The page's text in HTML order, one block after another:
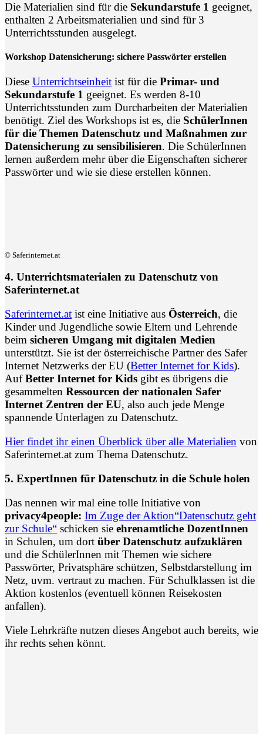
Die Materialien sind für die Sekundarstufe 1 geeignet,
enthalten 2 Arbeitsmaterialien und sind für 3
Unterrichtsstunden ausgelegt.
Workshop Datensicherung: sichere Passwörter erstellen
Diese Unterrichtseinheit ist für die Primar- und
Sekundarstufe 1 geeignet. Es werden 8-10
Unterrichtsstunden zum Durcharbeiten der Materialien
benötigt. Ziel des Workshops ist es, die SchülerInnen
für die Themen Datenschutz und Maßnahmen zur
Datensicherung zu sensibilisieren. Die SchülerInnen
lernen außerdem mehr über die Eigenschaften sicherer
Passwörter und wie sie diese erstellen können.
© Saferinternet.at
4. Unterrichtsmaterialen zu Datenschutz von
Saferinternet.at
Saferinternet.at ist eine Initiative aus Österreich, die
Kinder und Jugendliche sowie Eltern und Lehrende
beim sicheren Umgang mit digitalen Medien
unterstützt. Sie ist der österreichische Partner des Safer
Internet Netzwerks der EU (Better Internet for Kids).
AufBetter Internet for Kids gibt es übrigens die
gesammelten Ressourcen der nationalen Safer
Internet Zentren der EU, also auch jede Menge
spannende Unterlagen zu Datenschutz.
Hier findet ihr einen Überblick über alle Materialien von
Saferinternet.at zum Thema Datenschutz.
5. ExpertInnen für Datenschutz in die Schule holen
Das nennen wir mal eine tolle Initiative von
privacy4people: Im Zuge der Aktion“Datenschutz geht
zur Schule“ schicken sie ehrenamtliche DozentInnen
in Schulen, um dort über Datenschutz aufzuklären
und die SchülerInnen mit Themen wie sichere
Passwörter, Privatsphäre schützen, Selbstdarstellung im
Netz, uvm. vertraut zu machen. Für Schulklassen ist die
Aktion kostenlos (eventuell können Reisekosten
anfallen).
Viele Lehrkräfte nutzen dieses Angebot auch bereits, wie
ihr rechts sehen könnt.